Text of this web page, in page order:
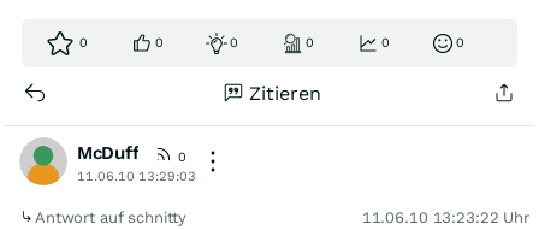
0 0 0 0 0 0
Zitieren
McDuff
0
11.06.10 13:29:03
Antwort auf schnitty 11.06.10 13:23:22 Uhr